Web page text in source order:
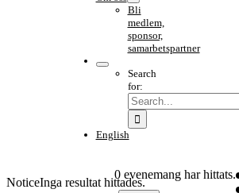
Bli
medlem,
sponsor,
samarbetspartner
Search
for:
English
0 evenemang har hittats.
NoticeInga resultat hittades.